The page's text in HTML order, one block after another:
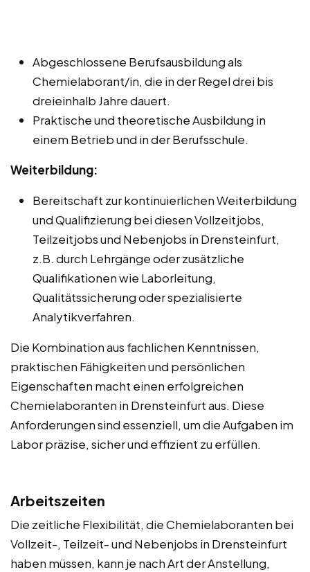
Abgeschlossene Berufsausbildung als
Chemielaborant/in, die in der Regel drei bis
dreieinhalb Jahre dauert.
Praktische und theoretische Ausbildung in
einem Betrieb und in der Berufsschule.
Weiterbildung:
Bereitschaft zur kontinuierlichen Weiterbildung
und Qualifizierung bei diesen Vollzeitjobs,
Teilzeitjobs und Nebenjobs in Drensteinfurt,
z.B. durch Lehrgänge oder zusätzliche
Qualifikationen wie Laborleitung,
Qualitätssicherung oder spezialisierte
Analytikverfahren.
Die Kombination aus fachlichen Kenntnissen,
praktischen Fähigkeiten und persönlichen
Eigenschaften macht einen erfolgreichen
Chemielaboranten in Drensteinfurt aus. Diese
Anforderungen sind essenziell, um die Aufgaben im
Labor präzise, sicher und effizient zu erfüllen.
Arbeitszeiten
Die zeitliche Flexibilität, die Chemielaboranten bei
Vollzeit-, Teilzeit- und Nebenjobs in Drensteinfurt
haben müssen, kann je nach Art der Anstellung,